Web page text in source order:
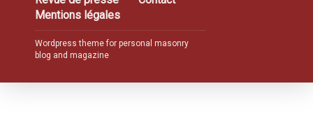
Mentions légales
Wordpress theme for personal masonry
blog and magazine